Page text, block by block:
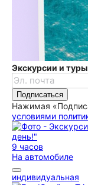
Экскурсии и
Подписаться
Нажимая
условиями
9 часов
На автомобиле
индивидуальная